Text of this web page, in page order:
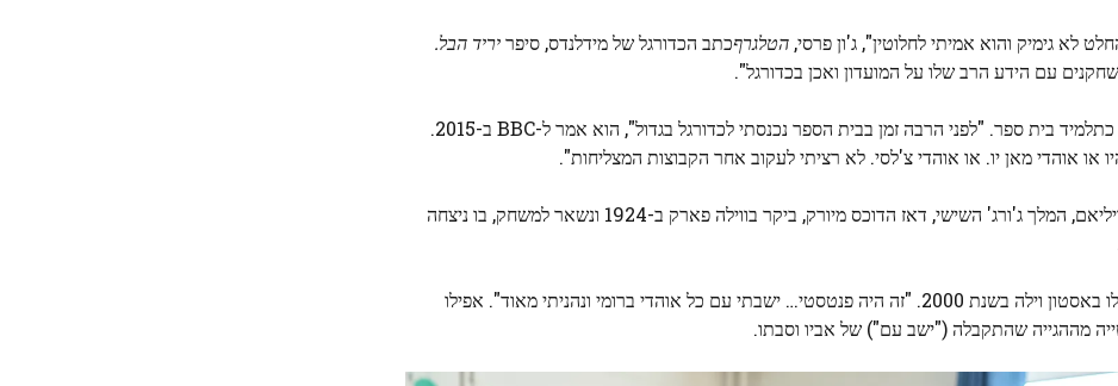
לא גימיק והוא אמיתי לחלוטין", ג'ון פרסי, הטלגרףכתב הכדורגל של מידלנדס, סיפריריד הבל.
עם הידע הרב שלו על המועדון ואכן בכדורגל".
הנרטיב אומר שהנסיך וויליאם החל לתמוך באסטון וילה כתלמיד בית ספר. "לפני הרבה זמן בבית הספר נכנסתי לכדורגל בגדול", הוא אמר ל-BBC ב-2015.
או אוהדי מאן יו. או אוהדי צ'לסי. לא רציתי לעקוב אחר הקבוצות המצליחות".
ואכן, יש עוד קשר מלכותי לאסטון וילה. סבא רבא של וויליאם, המלך ג'ורג' השישי, דאז הדוכס מיורק, ביקר בווילה פארק ב-1924 ונשאר למשחק, בו ניצחה
וויליאם תיאר שלבש "כיפה אדומה" במשחק הראשון שלו באסטון וילה בשנת 2000. "זה היה פנטסטי… ישבתי עם כל אוהדי ברומי ונהניתי מאוד". אפילו
מההגייה שהתקבלה ("ישב עם") של אביו וסבתו.